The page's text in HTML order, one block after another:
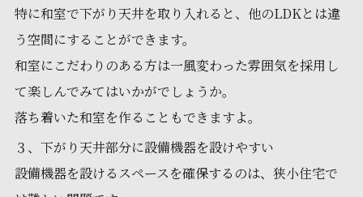
特に和室で下がり天井を取り入れると、他のLDKとは違
う空間にすることができます。
和室にこだわりのある方は一風変わった雰囲気を採用し
て楽しんでみてはいかがでしょうか。
落ち着いた和室を作ることもできますよ。
３、下がり天井部分に設備機器を設けやすい
設備機器を設けるスペースを確保するのは、狭小住宅で